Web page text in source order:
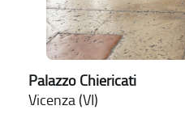
Palazzo Chiericati
Vicenza (VI)